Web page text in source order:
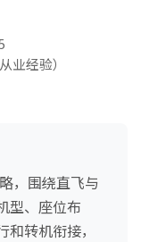
业经验）
，围绕直飞与
型、座位布
转机衔接，